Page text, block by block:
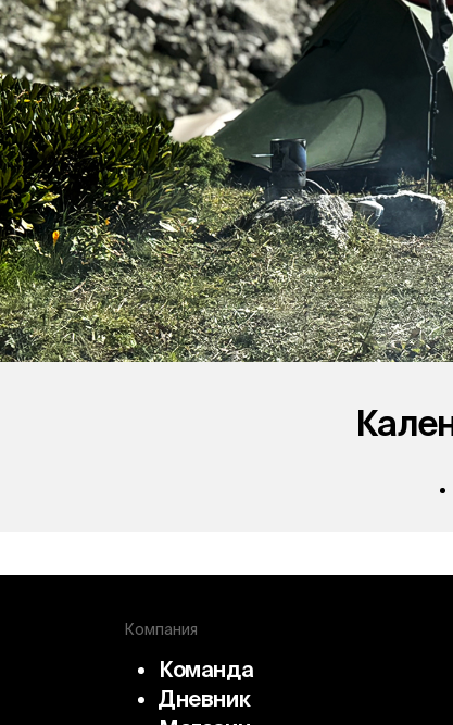
Компания
Команда
Дневник